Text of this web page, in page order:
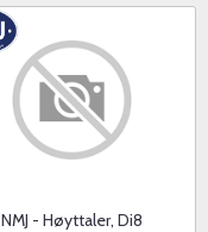
NMJ - Høyttaler, Di8